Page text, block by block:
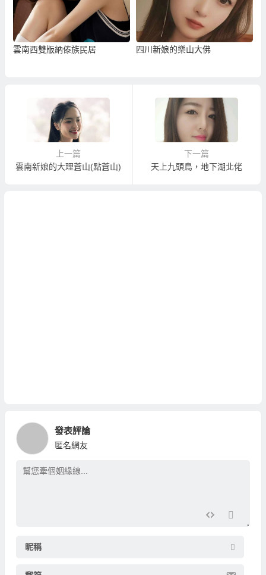
雲南西雙版納傣族民居 四川新娘的樂山大佛
上一篇
雲南新娘的大理蒼山(點蒼山)
下一篇
天上九頭鳥，地下湖北佬
發表評論
匿名網友
昵稱